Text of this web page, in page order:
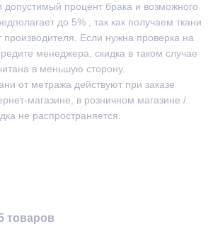
допустимый процент брака и возможного
до 5% , так как получаем ткани
Если нужна проверка на
менеджера, скидка в таком случае
в меньшую сторону.
от метража действуют при заказе
магазине, в розничном магазине /
не распространяется.
товаров